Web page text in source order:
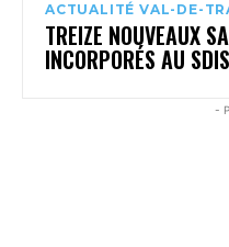
ACTUALITÉ VAL-DE-
TREIZE NOUVEAUX
INCORPORÉS AU
-